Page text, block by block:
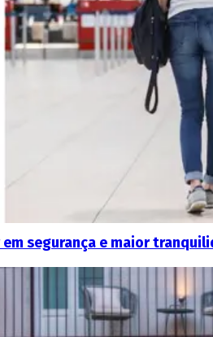
segurança e maior